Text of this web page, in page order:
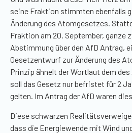
seine Fraktion stimmten ebenfalls
Änderung des Atomgesetzes.
Fraktion am 20. September, ganze
Abstimmung über den AfD Antrag,
Gesetzentwurf zur Änderung des
Prinzip ähnelt der Wortlaut dem
soll das Gesetz nur befristet für 2
gelten. Im Antrag der AfD waren
Diese schwarzen
dass die Energiewende mit Wind